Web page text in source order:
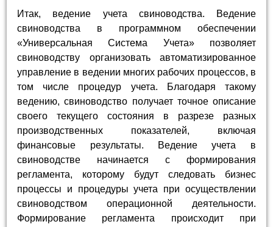
Итак, ведение учета свиноводства. Ведение
свиноводства в программном обеспечении
«Универсальная Система Учета» позволяет
свиноводству организовать автоматизированное
управление в ведении многих рабочих процессов, в
том числе процедур учета. Благодаря такому
ведению, свиноводство получает точное описание
своего текущего состояния в разрезе разных
производственных показателей, включая
финансовые результаты. Ведение учета в
свиноводстве начинается с формирования
регламента, которому будут следовать бизнес
процессы и процедуры учета при осуществлении
свиноводством операционной деятельности.
Формирование регламента происходит при